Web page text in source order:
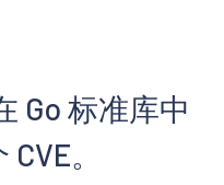
Go 标准库中
。